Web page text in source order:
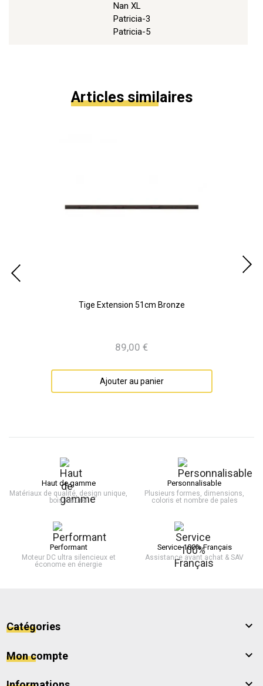
Nan XL
Patricia-3
Patricia-5
Articles similaires
Tige Extension 51cm Bronze
Prix
89,00 €
Ajouter au panier
Haut de gamme
Matériaux de qualité, design unique,
bois naturel
Personnalisable
Plusieurs formes, dimensions,
coloris et nombre de pales
Performant
Moteur DC ultra silencieux et
économe en énergie
Service 100% Français
Assistance avant achat & SAV
Catégories 
Mon compte 